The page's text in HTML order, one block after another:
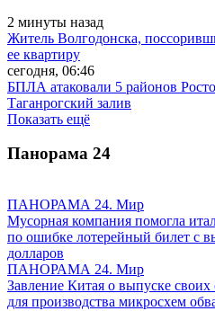
2 минуты назад
Житель Волгодонска,
ее квартиру
сегодня, 06:46
БПЛА атаковали 5 районов
Таганрогский залив
Показать ещё
Панорама 24
ПАНОРАМА 24. Мир
Мусорная компания помогла
по ошибке лотерейный билет с
долларов
ПАНОРАМА 24. Мир
Завление Китая о выпуске
для производства микросхем